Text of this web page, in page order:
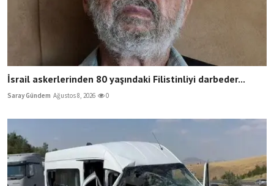
İsrail askerlerinden 80 yaşındaki Filistinliyi darbeder...
Saray Gündem Ağustos 8, 2026 0